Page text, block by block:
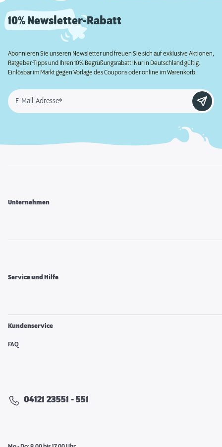
10% Newsletter-Rabatt
Abonnieren Sie unseren Newsletter und freuen Sie sich auf exklusive Aktionen,
Ratgeber-Tipps und Ihren 10% Begrüßungsrabatt! Nur in Deutschland gültig.
Einlösbar im Markt gegen Vorlage des Coupons oder online im Warenkorb.
E-Mail-Adresse*
Unternehmen
Service und Hilfe
Kundenservice
FAQ
04121 23551 - 551